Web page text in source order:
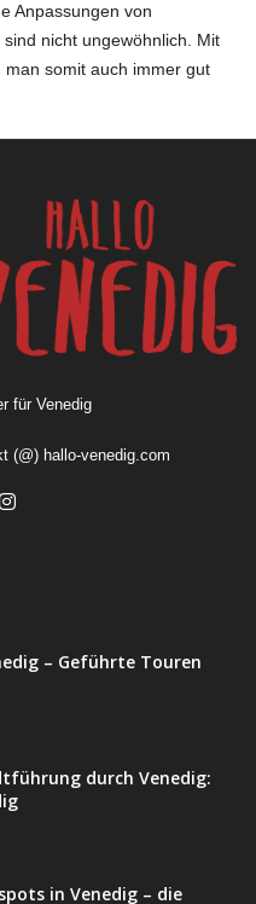
Anpassungen von
nicht ungewöhnlich. Mit
somit auch immer gut
für Venedig
(@) hallo-venedig.com
– Geführte Touren
durch Venedig:
in Venedig – die